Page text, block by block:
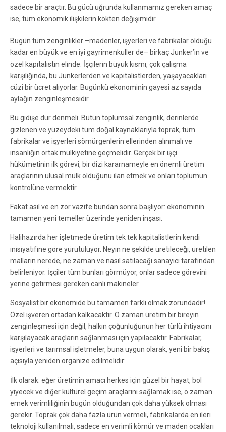
sadece bir araçtır. Bu gücü uğrunda kullanmamız gereken amaç
ise, tüm ekonomik ilişkilerin kökten değişimidir.
Bugün tüm zenginlikler –madenler, işyerleri ve fabrikalar olduğu
kadar en büyük ve en iyi gayrimenkuller de– birkaç Junker’in ve
özel kapitalistin elinde. İşçilerin büyük kısmı, çok çalışma
karşılığında, bu Junkerlerden ve kapitalistlerden, yaşayacakları
cüzi bir ücret alıyorlar. Bugünkü ekonominin gayesi az sayıda
aylağın zenginleşmesidir.
Bu gidişe dur denmeli. Bütün toplumsal zenginlik, derinlerde
gizlenen ve yüzeydeki tüm doğal kaynaklarıyla toprak, tüm
fabrikalar ve işyerleri sömürgenlerin ellerinden alınmalı ve
insanlığın ortak mülkiyetine geçmelidir. Gerçek bir işçi
hükümetinin ilk görevi, bir dizi kararnameyle en önemli üretim
araçlarının ulusal mülk olduğunu ilan etmek ve onları toplumun
kontrolüne vermektir.
Fakat asıl ve en zor vazife bundan sonra başlıyor: ekonominin
tamamen yeni temeller üzerinde yeniden inşası.
Halihazırda her işletmede üretim tek tek kapitalistlerin kendi
inisiyatifine göre yürütülüyor. Neyin ne şekilde üretileceği, üretilen
malların nerede, ne zaman ve nasıl satılacağı sanayici tarafından
belirleniyor. İşçiler tüm bunları görmüyor, onlar sadece görevini
yerine getirmesi gereken canlı makineler.
Sosyalist bir ekonomide bu tamamen farklı olmak zorundadır!
Özel işveren ortadan kalkacaktır. O zaman üretim bir bireyin
zenginleşmesi için değil, halkın çoğunluğunun her türlü ihtiyacını
karşılayacak araçların sağlanması için yapılacaktır. Fabrikalar,
işyerleri ve tarımsal işletmeler, buna uygun olarak, yeni bir bakış
açısıyla yeniden organize edilmelidir:
İlk olarak: eğer üretimin amacı herkes için güzel bir hayat, bol
yiyecek ve diğer kültürel geçim araçlarını sağlamak ise, o zaman
emek verimliliğinin bugün olduğundan çok daha yüksek olması
gerekir. Toprak çok daha fazla ürün vermeli, fabrikalarda en ileri
teknoloji kullanılmalı, sadece en verimli kömür ve maden ocakları